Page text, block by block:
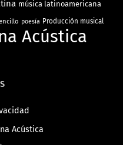
música latinoamericana
poesía Producción musical
Acústica
Acústica